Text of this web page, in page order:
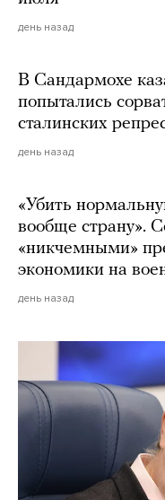
день назад
В Сандармохе
попытались
сталинских
день назад
«Убить
вообще страну».
«никчемными»
экономики на
день назад